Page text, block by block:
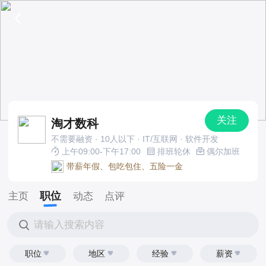
淘才数科 关注
不需要融资 · 10人以下 · IT/互联网 · 软件开发
上午09:00-下午17:00
排班轮休
偶尔加班
带薪年假、包吃包住、五险一金
主页 职位 动态 点评
请输入搜索内容
职位 地区 经验 薪资